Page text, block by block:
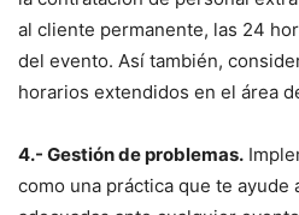
al cliente permanente, las 24
del evento. Así también,
horarios extendidos en el área
4.- Gestión de problemas.
como una práctica que te ayude